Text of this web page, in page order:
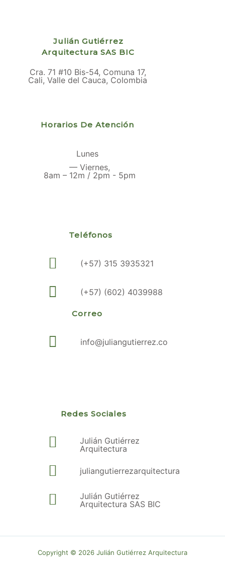
Julián Gutiérrez
Arquitectura SAS BIC
Cra. 71 #10 Bis-54, Comuna 17,
Cali, Valle del Cauca, Colombia
Horarios De Atención
Lunes
— Viernes,
8am – 12m / 2pm - 5pm
Teléfonos
(+57) 315 3935321
(+57) (602) 4039988
Correo
info@juliangutierrez.co
Redes Sociales
Julián Gutiérrez
Arquitectura
juliangutierrezarquitectura
Julián Gutiérrez
Arquitectura SAS BIC
Copyright © 2026 Julián Gutiérrez Arquitectura